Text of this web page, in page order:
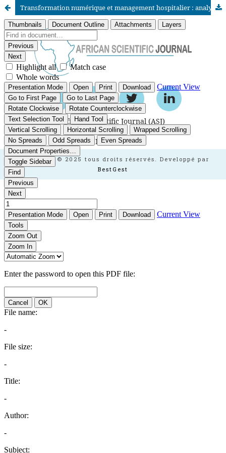
Transformation numérique et management hospitalier : analyse du rôle du système d’information hospitalier dans les hôpitaux marocains
African Scientific Journal (ASJ)
ISSN : 2658-9311
African SJ © 2025 tous droits réservés. Developpé par
BestGest